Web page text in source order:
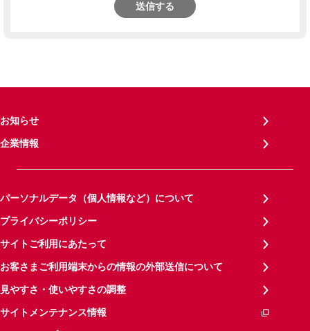
送信する
お知らせ
企業情報
パーソナルデータ（個人情報など）について
プライバシーポリシー
サイトご利用にあたって
お客さまご利用端末からの情報の外部送信について
見やすさ・使いやすさの調整
サイトメンテナンス情報